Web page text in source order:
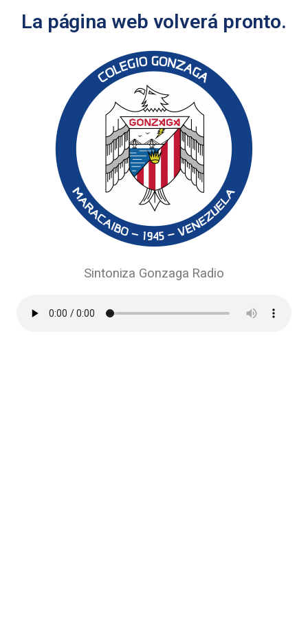
La página web volverá pronto.
Sintoniza Gonzaga Radio